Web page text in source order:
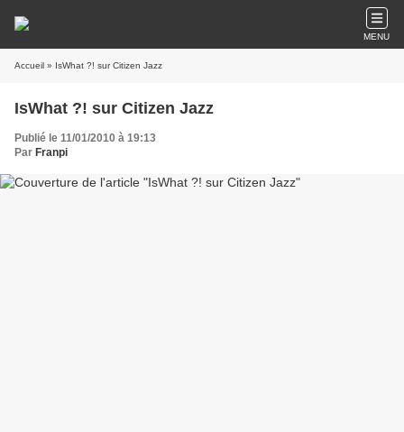
MENU
Accueil » IsWhat ?! sur Citizen Jazz
IsWhat ?! sur Citizen Jazz
Publié le 11/01/2010 à 19:13
Par Franpi